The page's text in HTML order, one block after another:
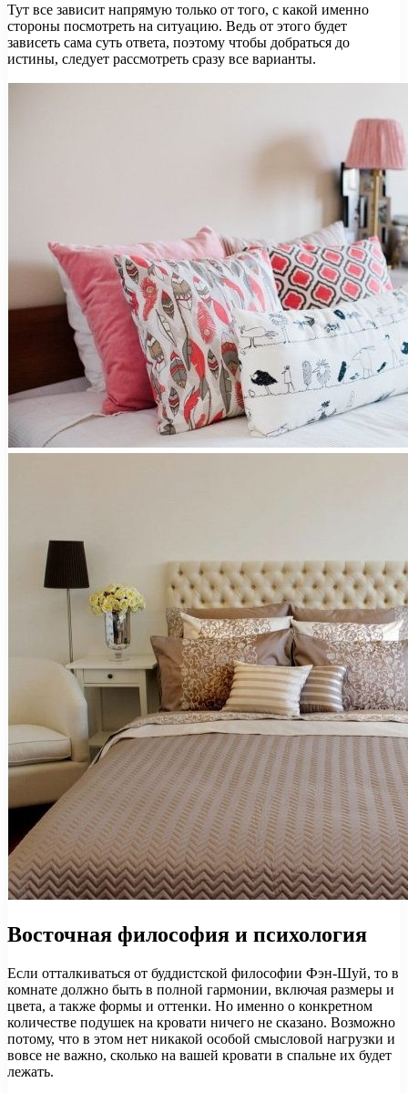
Тут все зависит напрямую только от того, с какой именно
стороны посмотреть на ситуацию. Ведь от этого будет
зависеть сама суть ответа, поэтому чтобы добраться до
истины, следует рассмотреть сразу все варианты.
Восточная философия и психология
Если отталкиваться от буддистской философии Фэн-Шуй, то в
комнате должно быть в полной гармонии, включая размеры и
цвета, а также формы и оттенки. Но именно о конкретном
количестве подушек на кровати ничего не сказано. Возможно
потому, что в этом нет никакой особой смысловой нагрузки и
вовсе не важно, сколько на вашей кровати в спальне их будет
лежать.